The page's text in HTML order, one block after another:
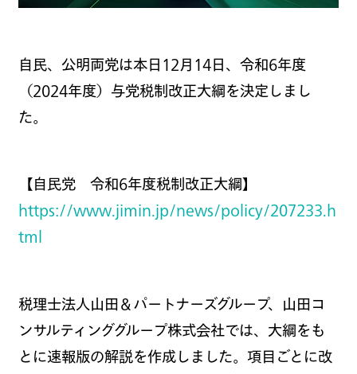
自民、公明両党は本日12月14日、令和6年度
（2024年度）与党税制改正大綱を決定しまし
た。
【自民党 令和6年度税制改正大綱】
https://www.jimin.jp/news/policy/207233.h
tml
税理士法人山田＆パートナーズグループ、山田コ
ンサルティンググループ株式会社では、大綱をも
とに速報版の解説を作成しました。項目ごとに改